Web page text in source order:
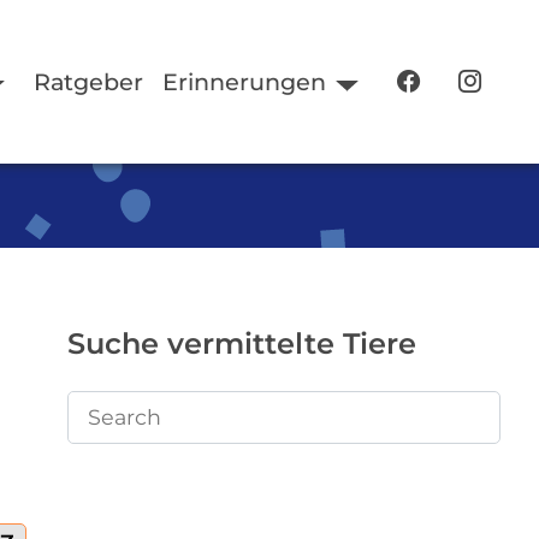
Ratgeber Erinnerungen
Suche vermittelte Tiere